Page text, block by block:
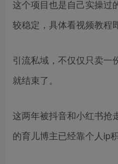
这个项目也是自己实操过
较稳定，具体看视频教程
引流私域，不仅仅只卖一
就结束了。
这两年被抖音和小红书抢
的育儿博主已经靠个人ip